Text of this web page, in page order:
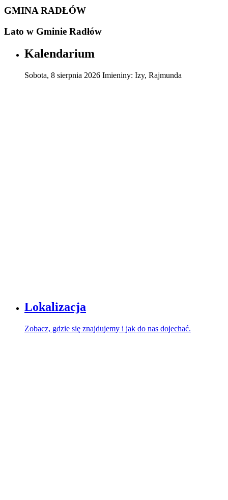
GMINA RADŁÓW
Lato w Gminie Radłów
Kalendarium
Sobota, 8 sierpnia 2026 Imieniny: Izy, Rajmunda
Lokalizacja
Zobacz, gdzie się znajdujemy i jak do nas dojechać.